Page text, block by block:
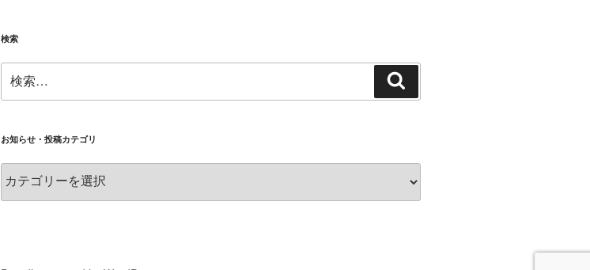
検索
索:
索
お知らせ・投稿カテゴリ
知